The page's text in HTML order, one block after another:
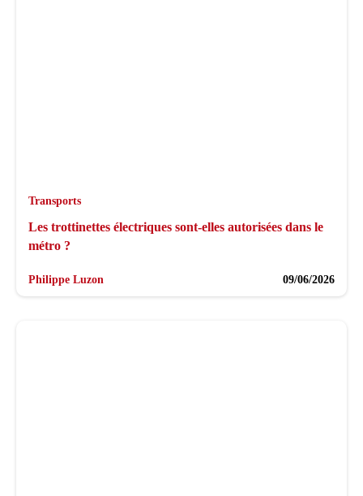
Transports
Les trottinettes électriques sont-elles autorisées dans le
métro ?
Philippe Luzon 09/06/2026